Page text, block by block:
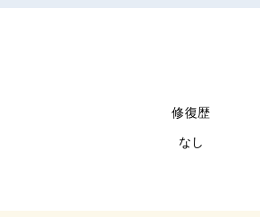
修復歴
なし